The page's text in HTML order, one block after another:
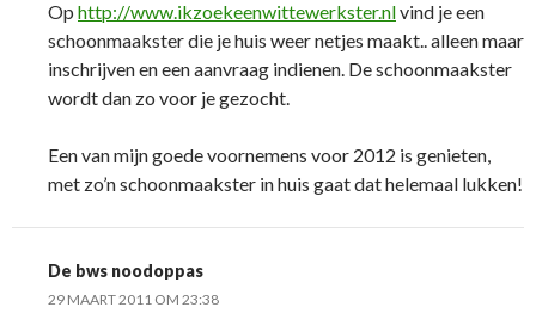
Op http://www.ikzoekeenwittewerkster.nlvind je een
schoonmaakster die je huis weer netjes maakt.. alleen maar
inschrijven en een aanvraag indienen. De schoonmaakster
wordt dan zo voor je gezocht.
Een van mijn goede voornemens voor 2012 is genieten,
met zo’n schoonmaakster in huis gaat dat helemaal lukken!
De bws noodoppas
29 MAART 2011 OM 23:38